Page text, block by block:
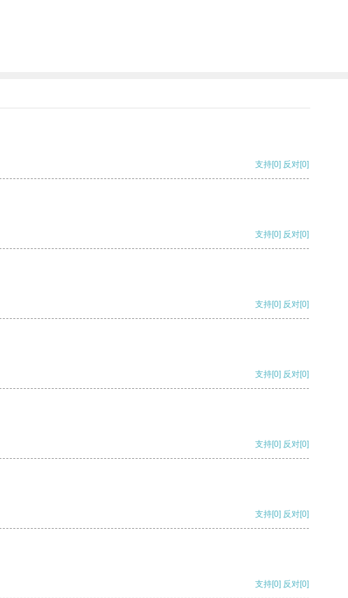
支持[0] 反对[0]
支持[0] 反对[0]
支持[0] 反对[0]
支持[0] 反对[0]
支持[0] 反对[0]
支持[0] 反对[0]
支持[0] 反对[0]